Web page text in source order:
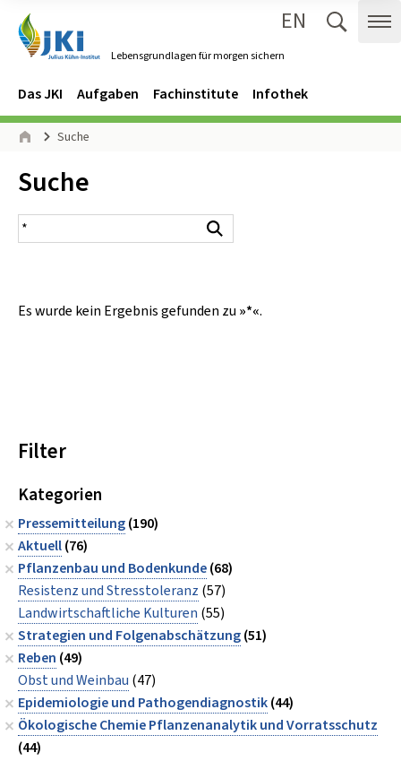
Lebensgrundlagen für morgen sichern
EN
Navigation
Hauptmenü
Das JKI Aufgaben Fachinstitute Infothek
Seitenpfad
Suche
Inhalt:
Suche
Suchergebnis
Es wurde kein Ergebnis gefunden zu »*«.
Filter
Kategorien
Pressemitteilung(190)
Aktuell(76)
Pflanzenbau und Bodenkunde(68)
Resistenz und Stresstoleranz (57)
Landwirtschaftliche Kulturen (55)
Strategien und Folgenabschätzung(51)
Reben (49)
Obst und Weinbau (47)
Epidemiologie und Pathogendiagnostik(44)
Ökologische Chemie Pflanzenanalytik und Vorratsschutz
(44)